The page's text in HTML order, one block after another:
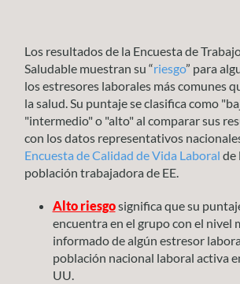
Los resultados de la Encuesta de
Saludable muestran su “riesgo” para
los estresores laborales más comunes
la salud. Su puntaje se clasifica como
"intermedio" o "alto" al comparar sus
con los datos representativos
Encuesta de Calidad de Vida Laboral de
población trabajadora de EE.
Alto riesgosignifica que su
encuentra en el grupo con el nivel
informado de algún estresor
población nacional laboral activa
UU.